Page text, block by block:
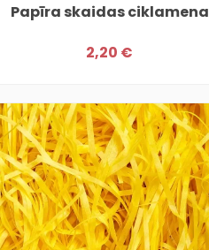
Papīra skaidas ciklamena
2,20 €